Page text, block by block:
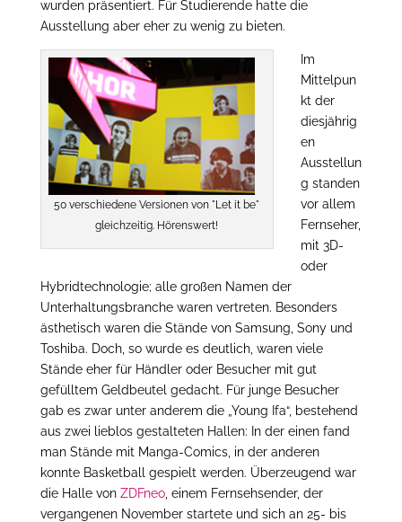
wurden präsentiert. Für Studierende hatte die
Ausstellung aber eher zu wenig zu bieten.
50 verschiedene Versionen von "Let it be"
gleichzeitig. Hörenswert!
Im
Mittelpun
kt der
diesjährig
en
Ausstellun
g standen
vor allem
Fernseher,
mit 3D-
oder
Hybridtechnologie; alle großen Namen der
Unterhaltungsbranche waren vertreten. Besonders
ästhetisch waren die Stände von Samsung, Sony und
Toshiba. Doch, so wurde es deutlich, waren viele
Stände eher für Händler oder Besucher mit gut
gefülltem Geldbeutel gedacht. Für junge Besucher
gab es zwar unter anderem die „Young Ifa“, bestehend
aus zwei lieblos gestalteten Hallen: In der einen fand
man Stände mit Manga-Comics, in der anderen
konnte Basketball gespielt werden. Überzeugend war
die Halle von ZDFneo, einem Fernsehsender, der
vergangenen November startete und sich an 25- bis